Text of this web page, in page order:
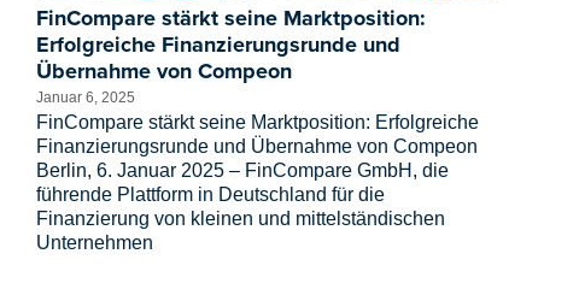
FinCompare stärkt seine Marktposition:
Erfolgreiche Finanzierungsrunde und
Übernahme von Compeon
Januar 6, 2025
FinCompare stärkt seine Marktposition: Erfolgreiche
Finanzierungsrunde und Übernahme von Compeon
Berlin, 6. Januar 2025 – FinCompare GmbH, die
führende Plattform in Deutschland für die
Finanzierung von kleinen und mittelständischen
Unternehmen